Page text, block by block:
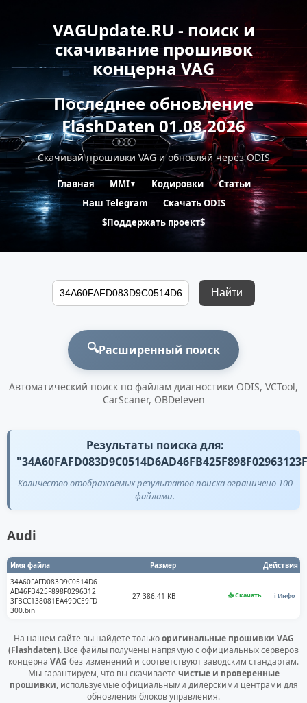
VAGUpdate.RU - поиск и
скачивание прошивок
концерна VAG
Последнее обновление
FlashDaten 01.08.2026
Скачивай прошивки VAG и обновляй через ODIS
Главная MMI▼ Кодировки
Статьи
Наш Telegram
Скачать ODIS
$Поддержать проект$
Найти
🔍Расширенный поиск
Автоматический поиск по файлам диагностики ODIS, VCTool,
CarScaner, OBDeleven
Результаты поиска для:
Количество отображаемых результатов поиска ограничено 100
файлами.
Audi
Имя файла Размер
Действия
34A60FAFD083D9C0514D6
AD46FB425F898F0296312
3FBCC138081EA49DCE9FD
300.bin
27 386.41 KB 📥 Скачать ℹ️ Инфо
На нашем сайте вы найдете толькооригинальные прошивки VAG
(Flashdaten). Все файлы получены напрямую с официальных серверов
концерна VAG без изменений и соответствуют заводским стандартам.
Мы гарантируем, что вы скачиваете чистые и проверенные
прошивки, используемые официальными дилерскими центрами для
обновления блоков управления.